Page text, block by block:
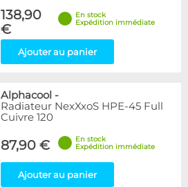
138,90
€
En stock
Expédition immédiate
Ajouter au panier
Alphacool -
Radiateur NexXxoS HPE-45 Full
Cuivre 120
87,90 €
En stock
Expédition immédiate
Ajouter au panier